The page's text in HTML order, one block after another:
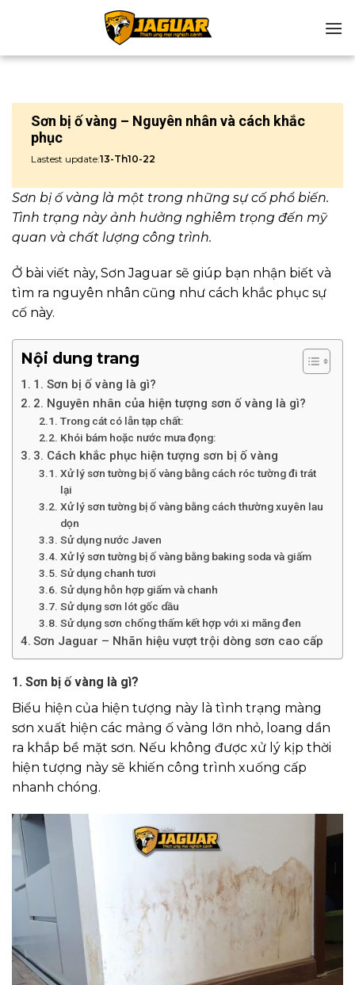
Sơn bị ố vàng – Nguyên nhân và cách khắc
phục
Lastest update:13-Th10-22
Sơn bị ố vàng là một trong những sự cố phổ biến.
Tình trạng này ảnh hưởng nghiêm trọng đến mỹ
quan và chất lượng công trình.
Ở bài viết này, Sơn Jaguar sẽ giúp bạn nhận biết và
tìm ra nguyên nhân cũng như cách khắc phục sự
cố này.
Nội dung trang
1. Sơn bị ố vàng là gì?
2. Nguyên nhân của hiện tượng sơn ố vàng là gì?
Trong cát có lẫn tạp chất:
Khói bám hoặc nước mưa đọng:
3. Cách khắc phục hiện tượng sơn bị ố vàng
Xử lý sơn tường bị ố vàng bằng cách róc tường đi trát
lại
Xử lý sơn tường bị ố vàng bằng cách thường xuyên lau
dọn
Sử dụng nước Javen
Xử lý sơn tường bị ố vàng bằng baking soda và giấm
Sử dụng chanh tươi
Sử dụng hỗn hợp giấm và chanh
Sử dụng sơn lót gốc dầu
Sử dụng sơn chống thấm kết hợp với xi măng đen
Sơn Jaguar – Nhãn hiệu vượt trội dòng sơn cao cấp
1. Sơn bị ố vàng là gì?
Biểu hiện của hiện tượng này là tình trạng màng
sơn xuất hiện các mảng ố vàng lớn nhỏ, loang dần
ra khắp bề mặt sơn. Nếu không được xử lý kịp thời
hiện tượng này sẽ khiến công trình xuống cấp
nhanh chóng.